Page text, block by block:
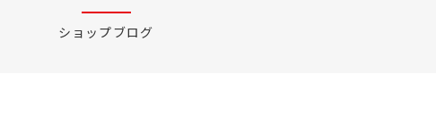
ショップブログ